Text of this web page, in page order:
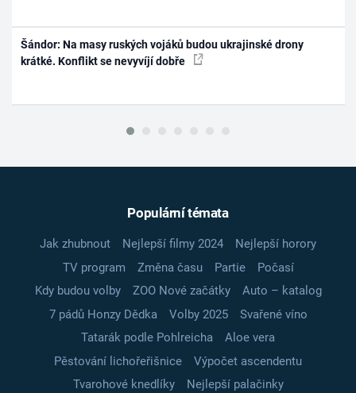
Šándor: Na masy ruských vojáků budou ukrajinské drony
krátké. Konflikt se nevyvíjí dobře
Populární témata
Jak zhubnout Nejlepší filmy 2024
Nejlepší horory
TV program
Změna času Partie
Počasí
Kdy budou volby
ZOO Nové začátky
Auto – katalog
7 pádů Honzy Dědka
Volby 2025
Svařené víno
Tatarák podle Pohlreicha
Aloe vera
Pěstování lichořeřišnice
Výpočet ascendentu
Tvarohové knedlíky
Nejlepší palačinky